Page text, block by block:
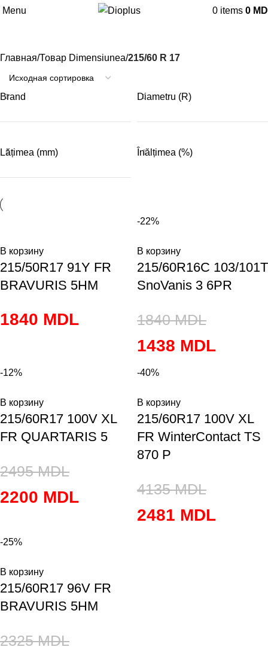
Menu 0 items 0
215/60 R 17
Главная Товар Dimensiunea 215/60 R 17
Brand Diametru (R)
Lățimea (mm) Înălțimea (%)
В корзину
215/50R17 91Y FR
BRAVURIS 5HM
1840 MDL
-22%
В корзину
215/60R16C 103/101T
SnoVanis 3 6PR
1840MDL
1438 MDL
-12%
В корзину
215/60R17 100V XL
FR QUARTARIS 5
2495MDL
2200 MDL
-40%
В корзину
215/60R17 100V XL
FR WinterContact TS
870 P
4135MDL
2481 MDL
-25%
В корзину
215/60R17 96V FR
BRAVURIS 5HM
2325MDL